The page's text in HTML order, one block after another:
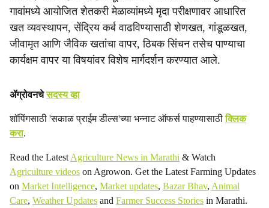
गावांमध्ये आयोजित शेतकरी मेळाव्यांमध्ये मृदा परीक्षणावर आधारित
खत व्यवस्थापन, सेंद्रिय कर्ब वाढविण्यासाठी शेणखत, गांडूळखत,
जीवामृत आणि जैविक खतांचा वापर, ठिबक सिंचन तसेच पाण्याचा
कार्यक्षम वापर या विषयांवर विशेष मार्गदर्शन करण्यात आले.
ॲग्रोवनचेसदस्य व्हा
शॉपिंगसाठी 'सकाळ प्राईम डील्स'च्या भन्नाट ऑफर्स पाहण्यासाठीक्लिक
करा.
Read the Latest Agriculture News in Marathi & Watch
Agriculture videos on Agrowon. Get the Latest Farming Updates
on Market Intelligence, Market updates, Bazar Bhav, Animal
Care, Weather Updates and Farmer Success Stories in Marathi.